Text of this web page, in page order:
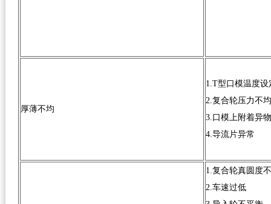
厚薄不均
1.T型口模温度设
2.复合轮压力不
3.口模上附着异物
4.导流片异常
1.复合轮真圆度
2.车速过低